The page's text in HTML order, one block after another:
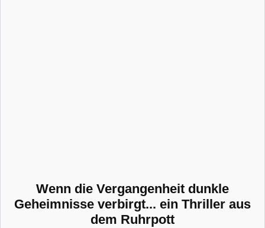
Wenn die Vergangenheit dunkle
Geheimnisse verbirgt... ein Thriller aus
dem Ruhrpott